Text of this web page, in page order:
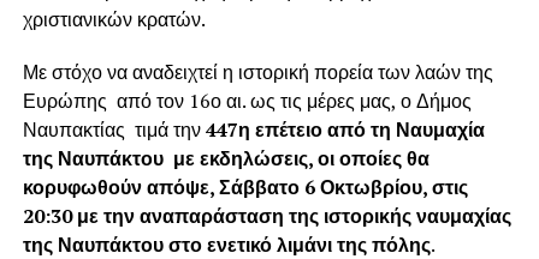
χριστιανικών κρατών.
Με στόχο να αναδειχτεί η ιστορική πορεία των λαών της
Ευρώπης από τον 16ο αι. ως τις μέρες μας, ο Δήμος
Ναυπακτίας τιμά την447η επέτειο από τη Ναυμαχία
της Ναυπάκτου με εκδηλώσεις, οι οποίες θα
κορυφωθούν απόψε, Σάββατο 6 Οκτωβρίου, στις
20:30 με την αναπαράσταση της ιστορικής ναυμαχίας
της Ναυπάκτου στο ενετικό λιμάνι της πόλης.